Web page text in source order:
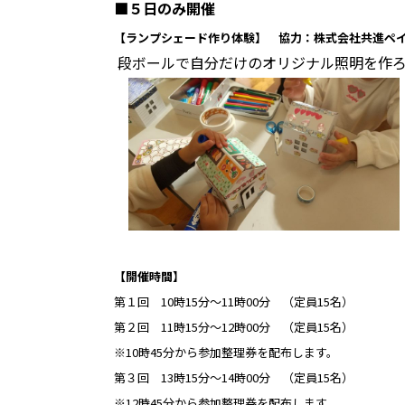
■５日のみ開催
【ランプシェード作り体験】 協力：株式会社共進ペ
段ボールで自分だけのオリジナル照明を作
【開催時間】
第１回 10時15分～11時00分 （定員15名）
第２回 11時15分～12時00分 （定員15名）
※10時45分から参加整理券を配布します。
第３回 13時15分～14時00分 （定員15名）